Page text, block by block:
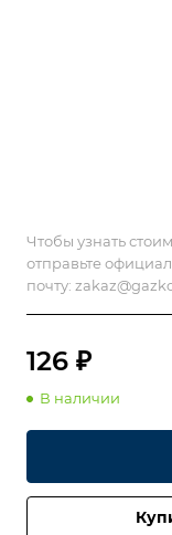
Чтобы узнать
отправьте
почту:
126 ₽
В наличии